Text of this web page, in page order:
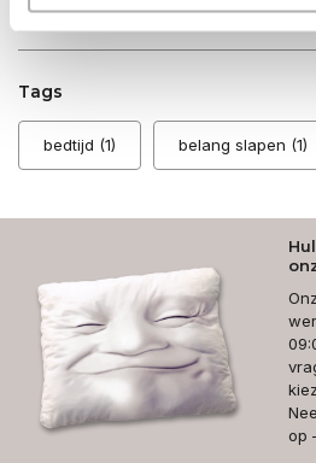
Tags
bedtijd (1) belang slapen (1)
op